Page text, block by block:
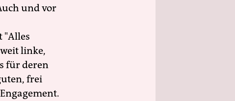
und vor
"Alles
linke,
für deren
frei